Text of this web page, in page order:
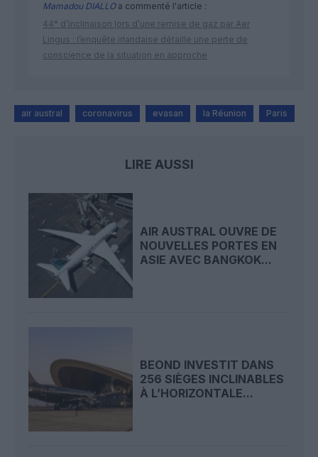
Mamadou DIALLOa commenté l'article :
44° d’inclinaison lors d’une remise de gaz par Aer
Lingus : l’enquête irlandaise détaille une perte de
conscience de la situation en approche
air austral coronavirus evasan la Réunion Paris
LIRE AUSSI
AIR AUSTRAL OUVRE DE
NOUVELLES PORTES EN
ASIE AVEC BANGKOK...
BEOND INVESTIT DANS
256 SIÈGES INCLINABLES
À L’HORIZONTALE...